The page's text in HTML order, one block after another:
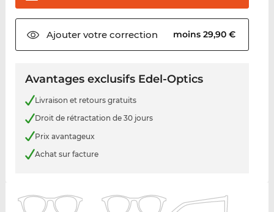
Ajouter votrecorrection moins 29,90 €
Avantages exclusifs Edel-Optics
Livraison et retours gratuits
Droit de rétractation de 30 jours
Prix avantageux
Achat sur facture